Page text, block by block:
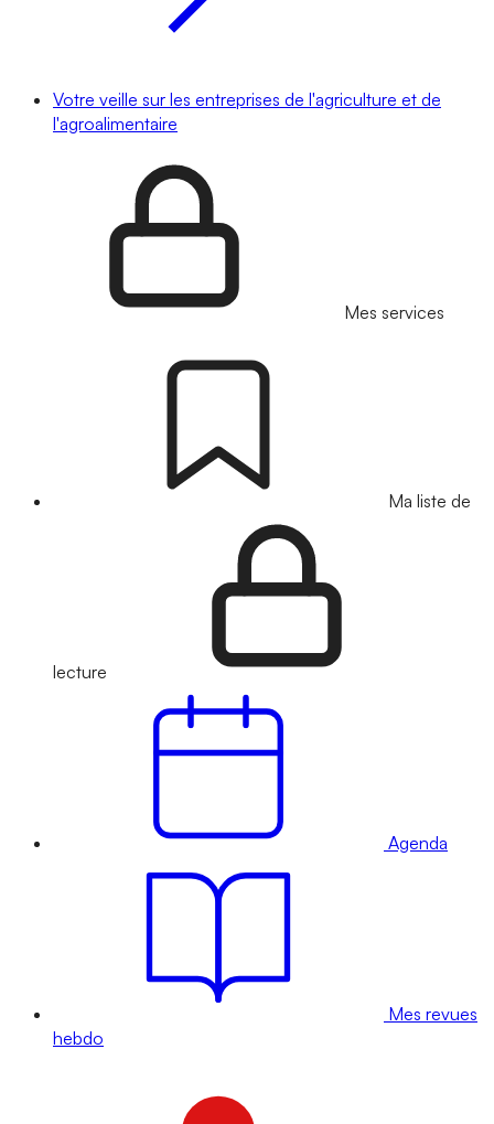
Votre veille sur les entreprises de l'agriculture et de
l'agroalimentaire
Mes services
Ma liste de
lecture
Agenda
Mes revues
hebdo